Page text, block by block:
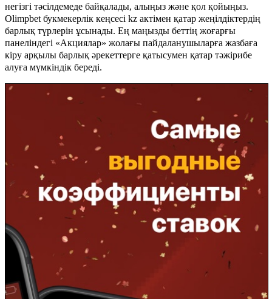
негізгі тәсілдемеде байқалады, алыңыз және қол қойыңыз.
Olimpbet букмекерлік кеңсесі kz актімен қатар жеңілдіктердің
барлық түрлерін ұсынады. Ең маңызды беттің жоғарғы
панеліндегі «Акциялар» жолағы пайдаланушыларға жазбаға
кіру арқылы барлық әрекеттерге қатысумен қатар тәжірибе
алуға мүмкіндік береді.